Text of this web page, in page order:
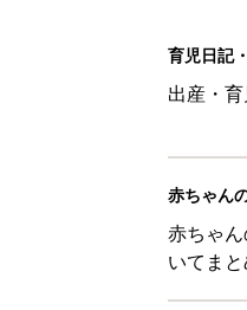
育児日記
出産・
赤ちゃん
赤ちゃ
いてま